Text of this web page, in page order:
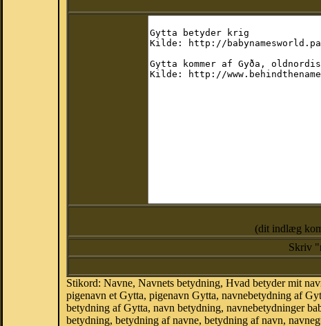
(dit indlæg
Skriv
Stikord: Navne, Navnets betydning, Hvad betyder mit
pigenavn et Gytta, pigenavn Gytta, navnebetydning af
betydning af Gytta, navn betydning, navnebetydninger
betydning, betydning af navne, betydning af navn,